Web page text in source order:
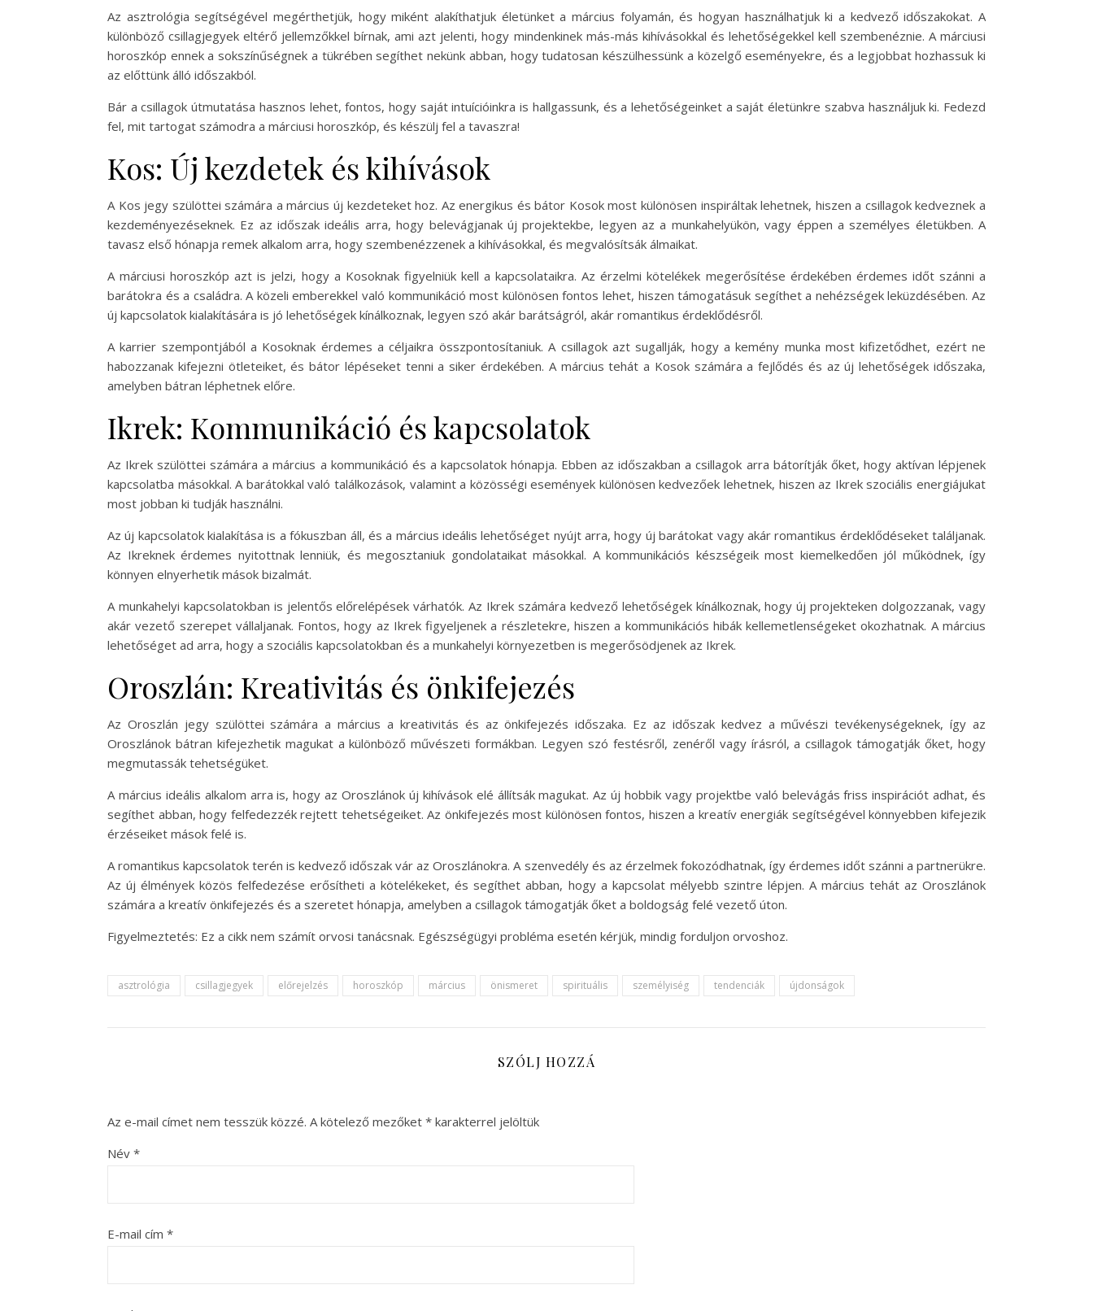
Az asztrológia segítségével megérthetjük, hogy miként alakíthatjuk életünket a március folyamán, és hogyan használhatjuk ki a kedvező időszakokat. A
különböző csillagjegyek eltérő jellemzőkkel bírnak, ami azt jelenti, hogy mindenkinek más-más kihívásokkal és lehetőségekkel kell szembenéznie. A márciusi
horoszkóp ennek a sokszínűségnek a tükrében segíthet nekünk abban, hogy tudatosan készülhessünk a közelgő eseményekre, és a legjobbat hozhassuk ki
az előttünk álló időszakból.
Bár a csillagok útmutatása hasznos lehet, fontos, hogy saját intuícióinkra is hallgassunk, és a lehetőségeinket a saját életünkre szabva használjuk ki. Fedezd
fel, mit tartogat számodra a márciusi horoszkóp, és készülj fel a tavaszra!
Kos: Új kezdetek és kihívások
A Kos jegy szülöttei számára a március új kezdeteket hoz. Az energikus és bátor Kosok most különösen inspiráltak lehetnek, hiszen a csillagok kedveznek a
kezdeményezéseknek. Ez az időszak ideális arra, hogy belevágjanak új projektekbe, legyen az a munkahelyükön, vagy éppen a személyes életükben. A
tavasz első hónapja remek alkalom arra, hogy szembenézzenek a kihívásokkal, és megvalósítsák álmaikat.
A márciusi horoszkóp azt is jelzi, hogy a Kosoknak figyelniük kell a kapcsolataikra. Az érzelmi kötelékek megerősítése érdekében érdemes időt szánni a
barátokra és a családra. A közeli emberekkel való kommunikáció most különösen fontos lehet, hiszen támogatásuk segíthet a nehézségek leküzdésében. Az
új kapcsolatok kialakítására is jó lehetőségek kínálkoznak, legyen szó akár barátságról, akár romantikus érdeklődésről.
A karrier szempontjából a Kosoknak érdemes a céljaikra összpontosítaniuk. A csillagok azt sugallják, hogy a kemény munka most kifizetődhet, ezért ne
habozzanak kifejezni ötleteiket, és bátor lépéseket tenni a siker érdekében. A március tehát a Kosok számára a fejlődés és az új lehetőségek időszaka,
amelyben bátran léphetnek előre.
Ikrek: Kommunikáció és kapcsolatok
Az Ikrek szülöttei számára a március a kommunikáció és a kapcsolatok hónapja. Ebben az időszakban a csillagok arra bátorítják őket, hogy aktívan lépjenek
kapcsolatba másokkal. A barátokkal való találkozások, valamint a közösségi események különösen kedvezőek lehetnek, hiszen az Ikrek szociális energiájukat
most jobban ki tudják használni.
Az új kapcsolatok kialakítása is a fókuszban áll, és a március ideális lehetőséget nyújt arra, hogy új barátokat vagy akár romantikus érdeklődéseket találjanak.
Az Ikreknek érdemes nyitottnak lenniük, és megosztaniuk gondolataikat másokkal. A kommunikációs készségeik most kiemelkedően jól működnek, így
könnyen elnyerhetik mások bizalmát.
A munkahelyi kapcsolatokban is jelentős előrelépések várhatók. Az Ikrek számára kedvező lehetőségek kínálkoznak, hogy új projekteken dolgozzanak, vagy
akár vezető szerepet vállaljanak. Fontos, hogy az Ikrek figyeljenek a részletekre, hiszen a kommunikációs hibák kellemetlenségeket okozhatnak. A március
lehetőséget ad arra, hogy a szociális kapcsolatokban és a munkahelyi környezetben is megerősödjenek az Ikrek.
Oroszlán: Kreativitás és önkifejezés
Az Oroszlán jegy szülöttei számára a március a kreativitás és az önkifejezés időszaka. Ez az időszak kedvez a művészi tevékenységeknek, így az
Oroszlánok bátran kifejezhetik magukat a különböző művészeti formákban. Legyen szó festésről, zenéről vagy írásról, a csillagok támogatják őket, hogy
megmutassák tehetségüket.
A március ideális alkalom arra is, hogy az Oroszlánok új kihívások elé állítsák magukat. Az új hobbik vagy projektbe való belevágás friss inspirációt adhat, és
segíthet abban, hogy felfedezzék rejtett tehetségeiket. Az önkifejezés most különösen fontos, hiszen a kreatív energiák segítségével könnyebben kifejezik
érzéseiket mások felé is.
A romantikus kapcsolatok terén is kedvező időszak vár az Oroszlánokra. A szenvedély és az érzelmek fokozódhatnak, így érdemes időt szánni a partnerükre.
Az új élmények közös felfedezése erősítheti a kötelékeket, és segíthet abban, hogy a kapcsolat mélyebb szintre lépjen. A március tehát az Oroszlánok
számára a kreatív önkifejezés és a szeretet hónapja, amelyben a csillagok támogatják őket a boldogság felé vezető úton.
Figyelmeztetés: Ez a cikk nem számít orvosi tanácsnak. Egészségügyi probléma esetén kérjük, mindig forduljon orvoshoz.
asztrológia csillagjegyek előrejelzés horoszkóp március önismeret spirituális személyiség tendenciák újdonságok
SZÓLJ HOZZÁ
Az e-mail címet nem tesszük közzé. A kötelező mezőket * karakterrel jelöltük
Név *
E-mail cím *